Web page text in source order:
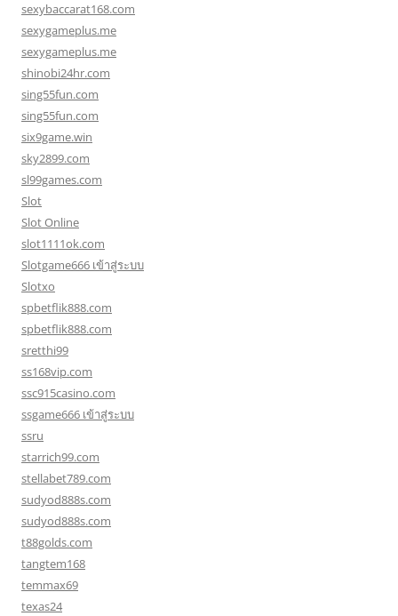
sexybaccarat168.com
sexygameplus.me
sexygameplus.me
shinobi24hr.com
sing55fun.com
sing55fun.com
six9game.win
sky2899.com
sl99games.com
Slot
Slot Online
slot1111ok.com
Slotgame666 เข้าสู่ระบบ
Slotxo
spbetflik888.com
spbetflik888.com
sretthi99
ss168vip.com
ssc915casino.com
ssgame666 เข้าสู่ระบบ
ssru
starrich99.com
stellabet789.com
sudyod888s.com
sudyod888s.com
t88golds.com
tangtem168
temmax69
texas24